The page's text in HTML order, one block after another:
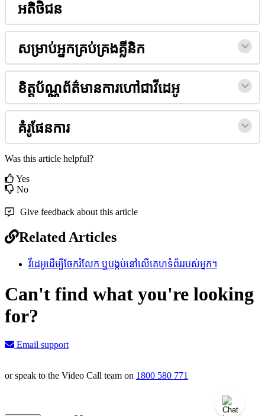
អតថជន
សមបអកគបគងគនក
ខតបណពតមនករហជវដអ
គរផនករ
Was this article helpful?
Yes
No
Give feedback about this article
Related Articles
វីដេអូដើម្បីចែករំលែក ឬបង្កប់នៅលើគេហទំព័ររបស់អ្នក។
Can't find what you're looking
for?
Email support
or speak to the Video Call team on 1800 580 771